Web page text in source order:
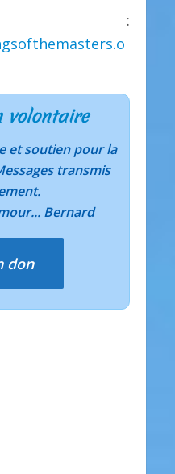
:
volontaire
et soutien pour la
transmis
Bernard
don